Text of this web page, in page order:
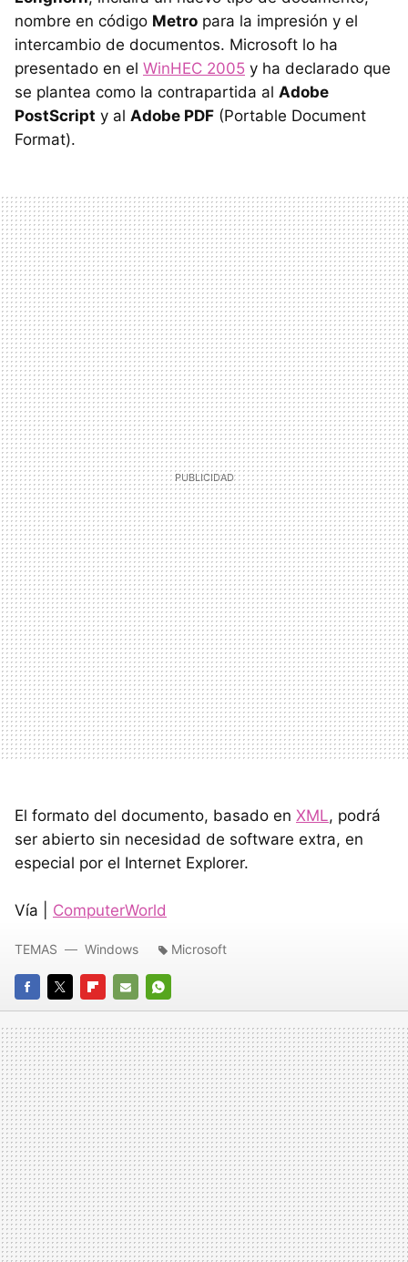
nombre en código Metro para la impresión y el
intercambio de documentos. Microsoft lo ha
presentado en el WinHEC 2005 y ha declarado que
se plantea como la contrapartida al Adobe
PostScript y al Adobe PDF (Portable Document
Format).
El formato del documento, basado en XML, podrá
ser abierto sin necesidad de software extra, en
especial por el Internet Explorer.
Vía | ComputerWorld
FACEBOOK
TWITTERFLIPBOARD
E-
MAIL
WHATSAPP
TEMAS Windows Microsoft